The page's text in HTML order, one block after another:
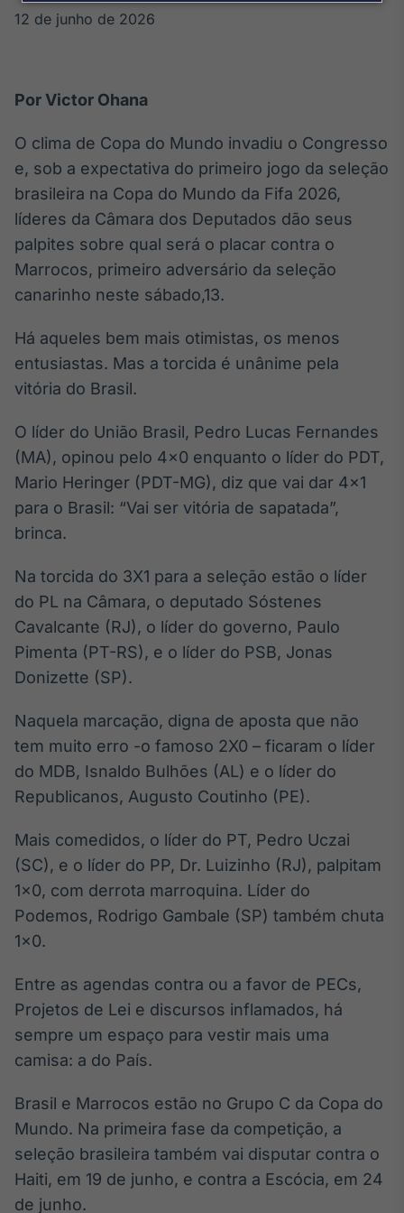
Broadcast
Os bastidores da
política em
tempo real
Broadcast
Energia
energia elétrica
no Brasil
White Label
Plataforma para
conteúdos
personalizados
Soluções de Dados
e Conteúdos
OTC
Plataforma para
negociação de
ativos
APIs para
integração de
conteúdos e
dados
Ticker
Cotações e
headlines de
notícias
Widgets
Componentes
para conteúdos e
funcionalidades
Wallboard
Conteúdos e
dados para
displays e telas
12 de junho de 2026
Por Victor Ohana
O clima de Copa do Mundo invadiu o Congresso
e, sob a expectativa do primeiro jogo da seleção
brasileira na Copa do Mundo da Fifa 2026,
líderes da Câmara dos Deputados dão seus
palpites sobre qual será o placar contra o
Marrocos, primeiro adversário da seleção
canarinho neste sábado,13.
Há aqueles bem mais otimistas, os menos
entusiastas. Mas a torcida é unânime pela
vitória do Brasil.
O líder do União Brasil, Pedro Lucas Fernandes
(MA), opinou pelo 4×0 enquanto o líder do PDT,
Mario Heringer (PDT-MG), diz que vai dar 4×1
para o Brasil: “Vai ser vitória de sapatada”,
brinca.
Na torcida do 3X1 para a seleção estão o líder
do PL na Câmara, o deputado Sóstenes
Cavalcante (RJ), o líder do governo, Paulo
Pimenta (PT-RS), e o líder do PSB, Jonas
Donizette (SP).
Naquela marcação, digna de aposta que não
tem muito erro -o famoso 2X0 – ficaram o líder
do MDB, Isnaldo Bulhões (AL) e o líder do
Republicanos, Augusto Coutinho (PE).
Mais comedidos, o líder do PT, Pedro Uczai
(SC), e o líder do PP, Dr. Luizinho (RJ), palpitam
1×0, com derrota marroquina. Líder do
Podemos, Rodrigo Gambale (SP) também chuta
1×0.
Entre as agendas contra ou a favor de PECs,
Projetos de Lei e discursos inflamados, há
sempre um espaço para vestir mais uma
camisa: a do País.
Brasil e Marrocos estão no Grupo C da Copa do
Mundo. Na primeira fase da competição, a
seleção brasileira também vai disputar contra o
Haiti, em 19 de junho, e contra a Escócia, em 24
de junho.